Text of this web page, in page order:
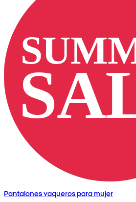
Pantalones vaqueros para mujer